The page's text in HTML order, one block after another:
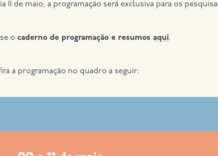
11 de maio, a programação será exclusiva para os
o caderno de programação e resumos aqui.
a programação no quadro a seguir: